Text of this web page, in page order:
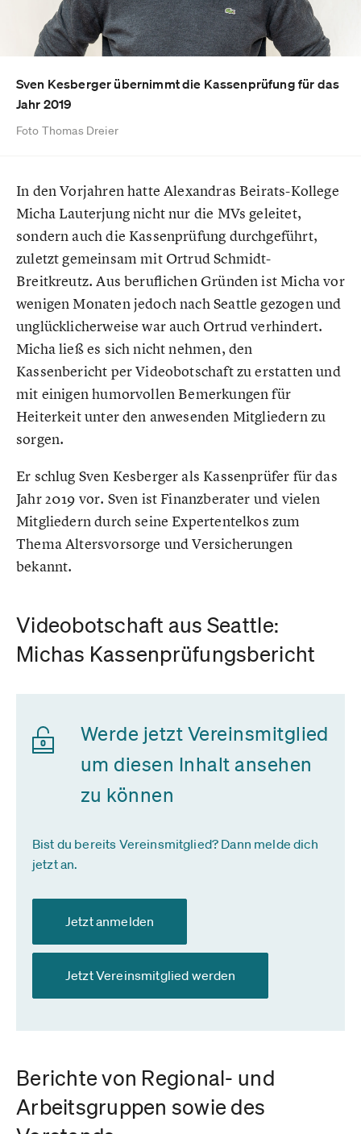
Sven Kesberger übernimmt die Kassenprüfung für das
Jahr 2019
Foto Thomas Dreier
In den Vorjahren hatte Alexandras Beirats-Kollege
Micha Lauterjung nicht nur die MVs geleitet,
sondern auch die Kassenprüfung durchgeführt,
zuletzt gemeinsam mit Ortrud Schmidt-
Breitkreutz. Aus beruflichen Gründen ist Micha vor
wenigen Monaten jedoch nach Seattle gezogen und
unglücklicherweise war auch Ortrud verhindert.
Micha ließ es sich nicht nehmen, den
Kassenbericht per Videobotschaft zu erstatten und
mit einigen humorvollen Bemerkungen für
Heiterkeit unter den anwesenden Mitgliedern zu
sorgen.
Er schlug Sven Kesberger als Kassenprüfer für das
Jahr 2019 vor. Sven ist Finanzberater und vielen
Mitgliedern durch seine Expertentelkos zum
Thema Altersvorsorge und Versicherungen
bekannt.
Videobotschaft aus Seattle:
Michas Kassenprüfungsbericht
Werde jetzt Vereinsmitglied
um diesen Inhalt ansehen
zu können
Bist du bereits Vereinsmitglied? Dann melde dich
jetzt an.
Jetzt anmelden
Jetzt Vereinsmitglied werden
Berichte von Regional- und
Arbeitsgruppen sowie des